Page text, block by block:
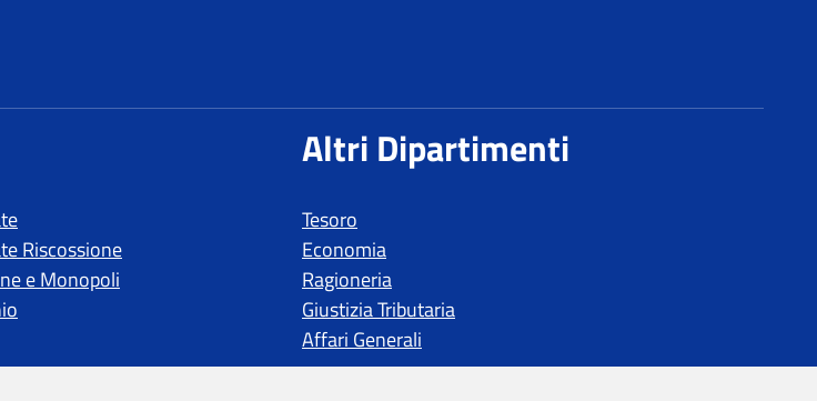
Tesoro
Economia
Ragioneria
Giustizia Tributaria
Affari Generali